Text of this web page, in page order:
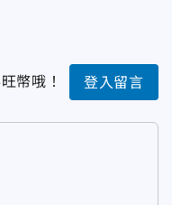
幣哦！ 登入留言